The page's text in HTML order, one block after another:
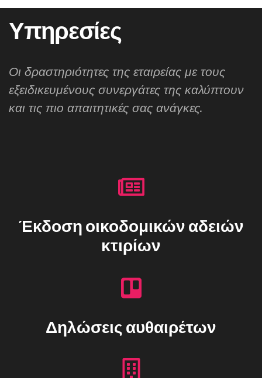
Υπηρεσίες
Οι δραστηριότητες της εταιρείας με τους
εξειδικευμένους συνεργάτες της καλύπτουν
και τις πιο απαιτητικές σας ανάγκες.
Έκδοση οικοδομικών αδειών
κτιρίων
Δηλώσεις αυθαιρέτων